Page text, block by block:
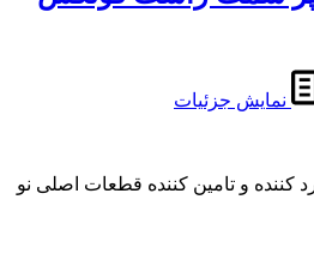
نمایش جزئیات
کننده و تامین کننده قطعات اصلی نو